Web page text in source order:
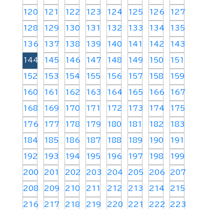
120 121 122 123 124 125 126 127
128 129 130 131 132 133 134 135
136 137 138 139 140 141 142 143
144 145 146 147 148 149 150 151
152 153 154 155 156 157 158 159
160 161 162 163 164 165 166 167
168 169 170 171 172 173 174 175
176 177 178 179 180 181 182 183
184 185 186 187 188 189 190 191
192 193 194 195 196 197 198 199
200 201 202 203 204 205 206 207
208 209 210 211 212 213 214 215
216 217 218 219 220 221 222 223